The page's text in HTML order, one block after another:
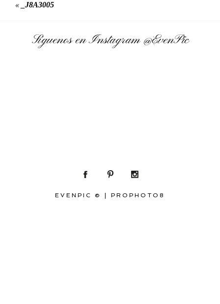
« _J8A3005
Síguenos en Instagram@EvenPic
EVENPIC © PROPHOTO8